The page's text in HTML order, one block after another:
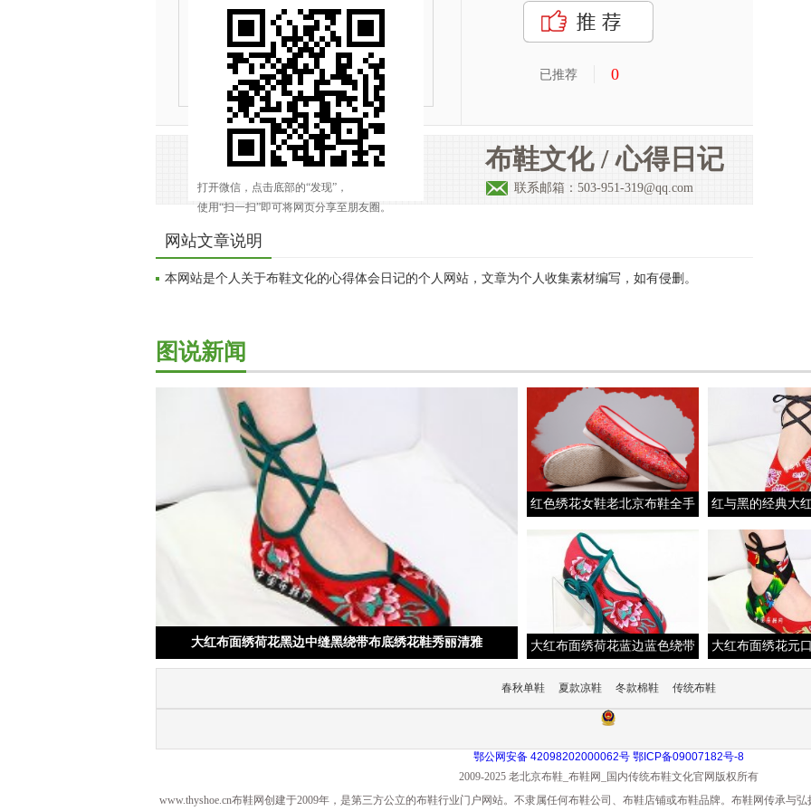
已推荐 0
布鞋文化 / 心得日记
联系邮箱：503-951-319@qq.com
网站文章说明
本网站是个人关于布鞋文化的心得体会日记的个人网站，文章为个人收集素材编写，如有侵删。
图说新闻
大红布面绣荷花黑边中缝黑绕带布底绣花鞋秀丽清雅
红色绣花女鞋老北京布鞋全手
工缎面刺绣一字纳底千层底婚
鞋
红与黑的经典大
色后帮绕带绣花
漫款
大红布面绣荷花蓝边蓝色绕带
绣花鞋布底温柔可人款
大红布面绣花元
绕带绣花鞋布底
春秋单鞋 夏款凉鞋 冬款棉鞋 传统布鞋
鄂公网安备 42098202000062号 鄂ICP备09007182号-8
2009-2025 老北京布鞋_布鞋网_国内传统布鞋文化官网版权所有
www.thyshoe.cn布鞋网创建于2009年，是第三方公立的布鞋行业门户网站。不隶属任何布鞋公司、布鞋店铺或布鞋品牌。布鞋网传承与